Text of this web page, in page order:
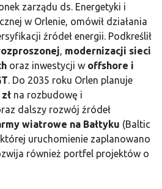
zarządu ds. Energetyki i
w Orlenie, omówił działania
źródeł energii. Podkreślił
, modernizacji sieci
oraz inwestycji w offshore i
. Do 2035 roku Orlen planuje
na rozbudowę i
dalszy rozwój źródeł
wiatrowe na Bałtyku (Baltic
uruchomienie zaplanowano
również portfel projektów o